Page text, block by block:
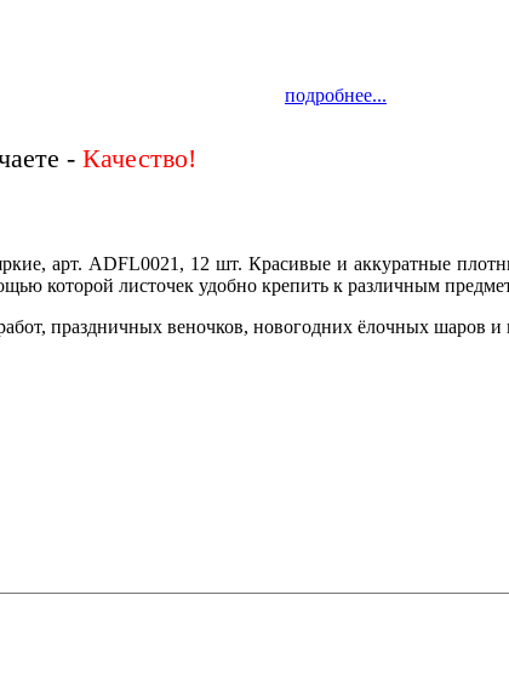
подробнее...
-
арт. ADFL0021, 12 шт. Красивые и аккуратные
которой листочек удобно крепить к различным
праздничных веночков, новогодних ёлочных шаров и